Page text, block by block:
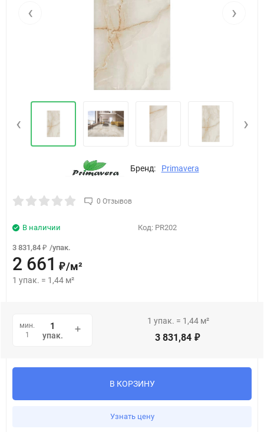
‹ ›
‹ ›
Бренд: Primavera
0 Отзывов
Код: PR202
В наличии
3 831,84 ₽ /упак.
2 661 ₽/м²
1 упак. = 1,44 м²
мин.
1
упак.
1 упак. = 1,44 м²
3 831,84 ₽
В КОРЗИНУ
Узнать цену